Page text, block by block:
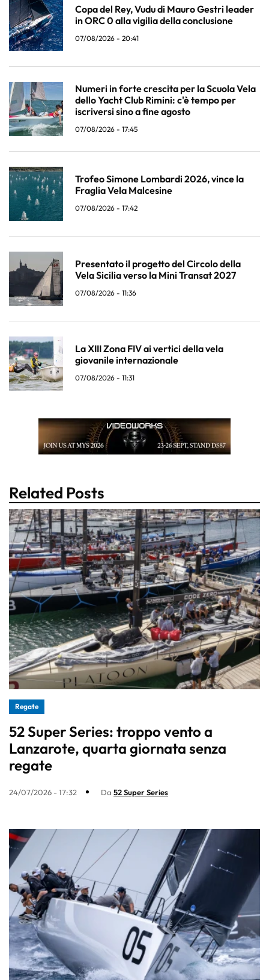
Copa del Rey, Vudu di Mauro Gestri leader
in ORC 0 alla vigilia della conclusione
07/08/2026 - 20:41
Numeri in forte crescita per la Scuola Vela
dello Yacht Club Rimini: c'è tempo per
iscriversi sino a fine agosto
07/08/2026 - 17:45
Trofeo Simone Lombardi 2026, vince la
Fraglia Vela Malcesine
07/08/2026 - 17:42
Presentato il progetto del Circolo della
Vela Sicilia verso la Mini Transat 2027
07/08/2026 - 11:36
La XIII Zona FIV ai vertici della vela
giovanile internazionale
07/08/2026 - 11:31
Related Posts
Regate
52 Super Series: troppo vento a
Lanzarote, quarta giornata senza
regate
24/07/2026 - 17:32 Da 52 Super Series